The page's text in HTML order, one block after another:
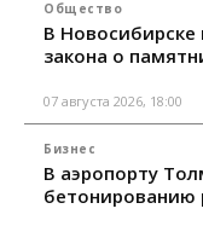
Общество
В
закона о
07 августа 2026, 18:00
Бизнес
В аэропорту
бетонированию